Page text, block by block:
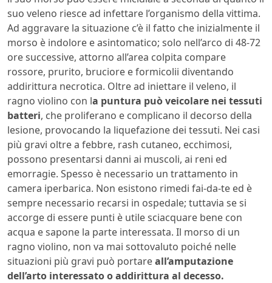
suo veleno riesce ad infettare l’organismo della vittima.
Ad aggravare la situazione c’è il fatto che inizialmente il
morso è indolore e asintomatico; solo nell’arco di 48-72
ore successive, attorno all’area colpita compare
rossore, prurito, bruciore e formicolii diventando
addirittura necrotica. Oltre ad iniettare il veleno, il
ragno violino con la puntura può veicolare nei tessuti
batteri, che proliferano e complicano il decorso della
lesione, provocando la liquefazione dei tessuti. Nei casi
più gravi oltre a febbre, rash cutaneo, ecchimosi,
possono presentarsi danni ai muscoli, ai reni ed
emorragie. Spesso è necessario un trattamento in
camera iperbarica. Non esistono rimedi fai-da-te ed è
sempre necessario recarsi in ospedale; tuttavia se si
accorge di essere punti è utile sciacquare bene con
acqua e sapone la parte interessata. Il morso di un
ragno violino, non va mai sottovaluto poiché nelle
situazioni più gravi può portareall’amputazione
dell’arto interessato o addirittura al decesso.